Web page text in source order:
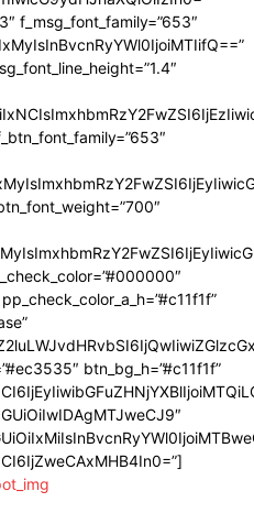
f_msg_font_family=”653″
btn_bg_h=”#c11f1f”